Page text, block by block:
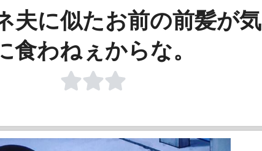
夫に似たお前の前髪が気
食わねぇからな。